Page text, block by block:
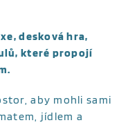
desková hra,
které propojí
aby mohli sami
jídlem a